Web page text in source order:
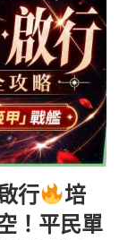
行
培
！平民單